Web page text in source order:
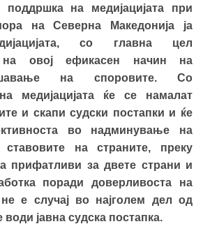
поддршка на медијацијата при
на Северна Македонија ја
со главна цел
на овој ефикасен начин на
на споровите. Со
медијацијата ќе се намалат
и скапи судски постапки и ќе
во надминување на
на страните, преку
прифатливи за двете страни и
поради доверливоста на
е случај во најголем дел од
води јавна судска постапка.